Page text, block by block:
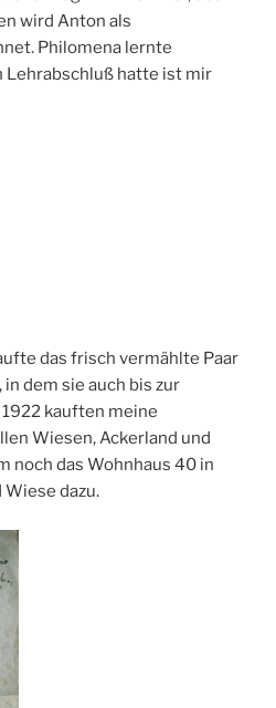
wird Anton als
Philomena lernte
Lehrabschluß hatte ist mir
das frisch vermählte Paar
in dem sie auch bis zur
kauften meine
Wiesen, Ackerland und
noch das Wohnhaus 40 in
dazu.